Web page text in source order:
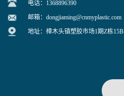
电话：1368896390
邮箱： dongjiaming@cnmyplastic.com
地址：樟木头镇塑胶市场1期Z栋15B